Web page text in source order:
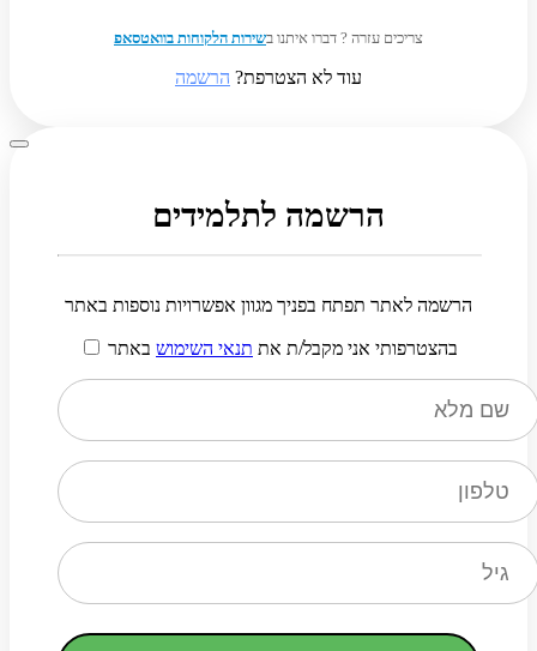
צריכים עזרה ? דברו איתנו בשירות הלקוחות בוואטסאפ
עוד לא הצטרפת? הרשמה
הרשמה לתלמידים
הרשמה לאתר תפתח בפניך מגוון אפשרויות נוספות באתר
בהצטרפותי אני מקבל/ת את תנאי השימוש באתר